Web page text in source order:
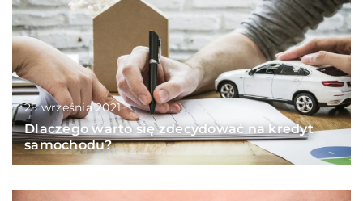
25 września 2021
Dlaczego warto się zdecydować na kredyt
samochodu?